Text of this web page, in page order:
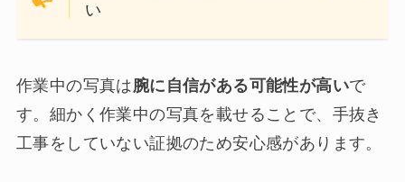
い
作業中の写真は腕に自信がある可能性が高いで
す。細かく作業中の写真を載せることで、手抜き
工事をしていない証拠のため安心感があります。